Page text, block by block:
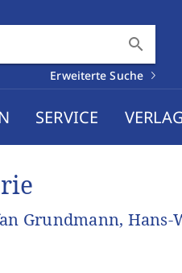
search
Erweiterte Suche
SERVICE VERLAG
Grundmann,